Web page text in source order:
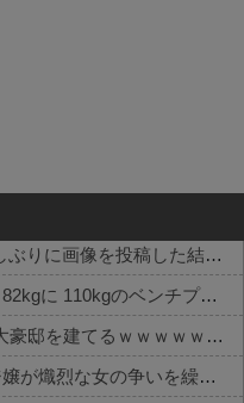
【画像】俺たちの姫本田望結、久しぶりに画像を投稿した結果→やっぱりワイらの姫だったw w w w w w w w w w
寺田心、週6ジム通いで体重62kg→82kgに 110kgのベンチプレス持ち上げる姿披露
ちいかわ作者さん、総額30億超の大豪邸を建てるｗｗｗｗｗｗｗｗｗｗｗｗｗｗｗｗｗｗｗ
【仰天】X、メンエス嬢とラウンジ嬢が熾烈な女の争いを繰り広げ対戦型になってしまうw w w w w w w w